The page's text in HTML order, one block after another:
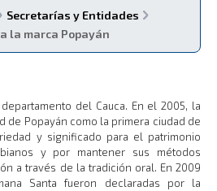
Secretarías y Entidades
la marca Popayán
del Cauca. En el 2005, la
de Popayán como la primera ciudad de
y significado para el patrimonio
y por mantener sus métodos
a través de la tradición oral. En 2009
Santa fueron declaradas por la